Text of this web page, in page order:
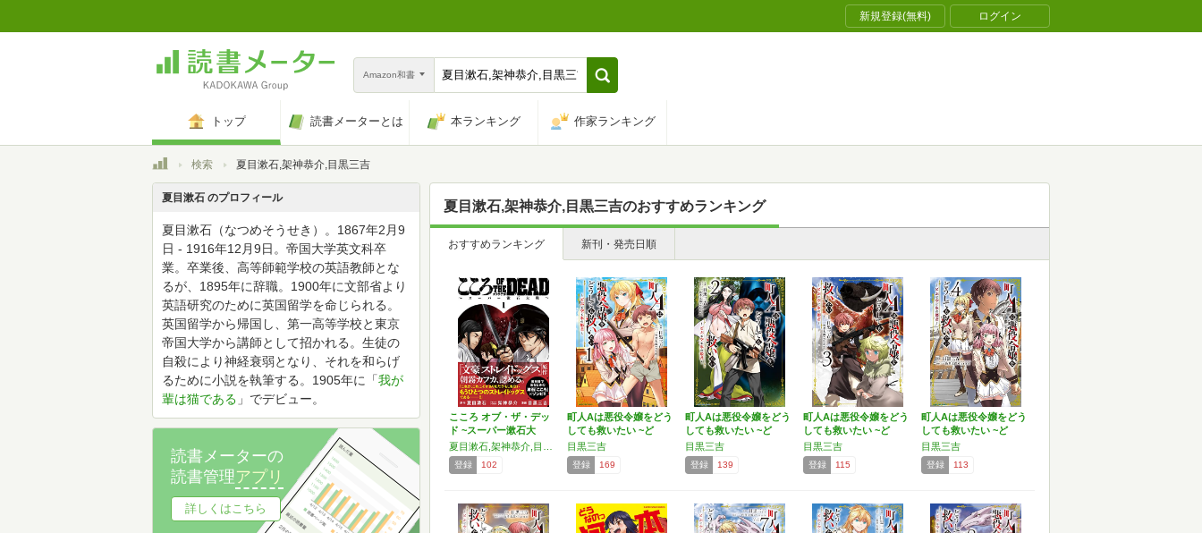
新規登録(無料) ログイン
Amazon和書
トップ 読書メーターとは 本ランキング 作家ランキング
トップ検索 夏目漱石,架神恭介,目黒三吉
夏目漱石,架神恭介,目黒三吉のおすすめランキング
おすすめランキング 新刊・発売日順
こころ オブ・ザ・デッ
ド ~スーパー漱石大
戦…
登録 102
町人Aは悪役令嬢をどう
しても救いたい ~ど
ぶ…
目黒三吉
登録 169
町人Aは悪役令嬢をどう
しても救いたい ~ど
ぶ…
目黒三吉
登録 139
町人Aは悪役令嬢をどう
しても救いたい ~ど
ぶ…
目黒三吉
登録 115
町人Aは悪役令嬢をどう
しても救いたい ~ど
ぶ…
目黒三吉
登録 113
夏目漱石 のプロフィール
夏目漱石（なつめそうせき）。1867年2月9
日 - 1916年12月9日。帝国大学英文科卒
業。卒業後、高等師範学校の英語教師とな
るが、1895年に辞職。1900年に文部省より
英語研究のために英国留学を命じられる。
英国留学から帰国し、第一高等学校と東京
帝国大学から講師として招かれる。生徒の
自殺により神経衰弱となり、それを和らげ
るために小説を執筆する。1905年に「我が
輩は猫である 」でデビュー。
読書メーターの
読書管理アプリ
詳しくはこちら